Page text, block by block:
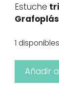
Estuche
Grafoplás
1 disponibles
Estuche
triple
Añadir